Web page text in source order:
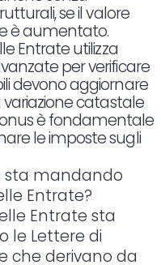
se il valore
è aumentato.
Entrate utilizza
per verificare
devono aggiornare
variazione catastale
è fondamentale
le imposte sugli
sta mandando
Entrate?
Entrate sta
le Lettere di
che derivano da